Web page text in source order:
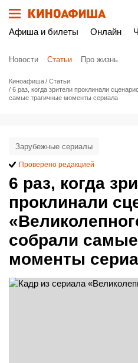
Афиша и билеты Онлайн
Новости Статьи Про жизнь
Киноафиша
Статьи
6 раз, когда зрители проклинали
самые трагичные моменты сериала
6 раз, когда
проклинали
собрали
моменты
Зарубежные сериалы
Проверено редакцией